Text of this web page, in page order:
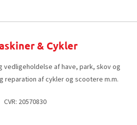
& Cykler
vedligeholdelse af have, park, skov og
reparation af cykler og scootere m.m.
CVR: 20570830